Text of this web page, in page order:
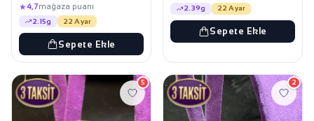
★4,7mağaza puanı
2.15g 22 Ayar
Sepete Ekle
2.39g 22 Ayar
Sepete Ekle
5 2